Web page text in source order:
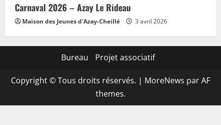
Carnaval 2026 – Azay Le Rideau
Maison des Jeunes d'Azay-Cheillé 3 avril 2026
Bureau Projet associatif
Copyright © Tous droits réservés. | MoreNews par AF
themes.